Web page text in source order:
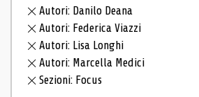
Autori: Danilo Deana
Autori: Federica Viazzi
Autori: Lisa Longhi
Autori: Marcella Medici
Sezioni: Focus